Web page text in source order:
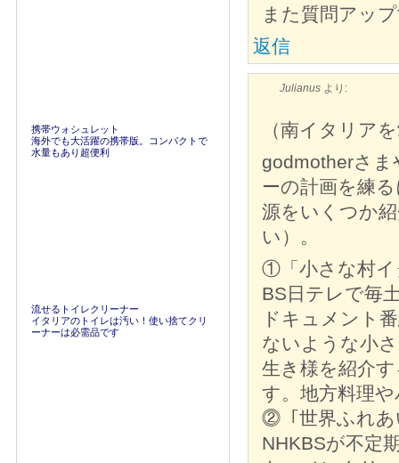
また質問アッ
返信
Julianus より:
（南イタリア
godmotherさ
ーの計画を練
源をいくつか
い）。
①「小さな村イ
BS日テレで毎
ドキュメント
ないような小
生き様を紹介
す。地方料理
⓶「世界ふれあ
NHKBSが不定
携帯ウォシュレット
海外でも大活躍の携帯版。コンパクトで
水量もあり超便利
流せるトイレクリーナー
イタリアのトイレは汚い！使い捨てクリ
ーナーは必需品です